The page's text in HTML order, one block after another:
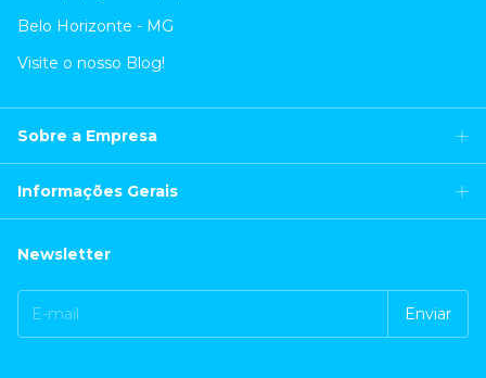
Belo Horizonte - MG
Visite o nosso Blog!
Sobre a Empresa
Informações Gerais
Newsletter